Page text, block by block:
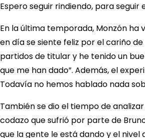
Espero seguir rindiendo, para
En la última temporada, Monzón ha
en día se siente feliz por el cariño
partidos de titular y he tenido un
que me han dado”. Además, el
Todavía no hemos hablado nada
También se dio el tiempo de
codazo que sufrió por parte de
que la gente le está dando y el